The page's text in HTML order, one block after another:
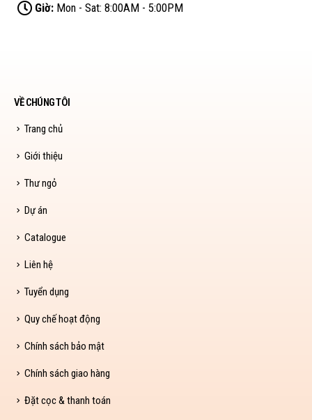
Giờ: Mon - Sat: 8:00AM - 5:00PM
VỀ CHÚNG TÔI
Trang chủ
Giới thiệu
Thư ngỏ
Dự án
Catalogue
Liên hệ
Tuyển dụng
Quy chế hoạt động
Chính sách bảo mật
Chính sách giao hàng
Đặt cọc & thanh toán